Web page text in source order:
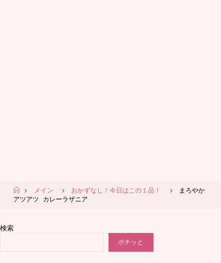
ホ
ー
メイン おかずなし！今日はこの１品！
まろやか
アツアツ カレーラザニア
検索
ポチッと